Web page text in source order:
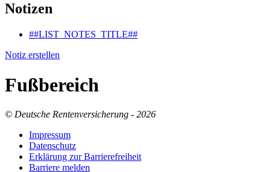
Notizen
##LIST_NOTES_TITLE##
Notiz erstellen
Fußbereich
© Deutsche Rentenversicherung - 2026
Im­pres­s­um
Da­ten­schutz
Er­klä­rung zur Bar­rie­re­frei­heit
Bar­rie­re mel­den